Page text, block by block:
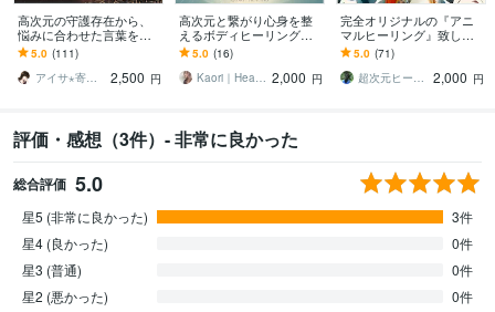
高次元の守護存在から、
悩みに合わせた言葉を届
けます ハイヤーセルフか
らのメッセージで覚醒へ
向かう。開運、運気上昇
5.0 (111)
アイサ⋆寄り添い士
2,500 円
高次元と繋がり心身を整
えるボディヒーリングを
します 体や心の不調エネ
ルギーを調整し本来のエ
ネルギーへ戻します
5.0 (16)
Kaori｜Healing 2,000 円
完全オリジナルの『アニ
マルヒーリング』致しま
す 安心の『3日間』心を込
めてサポート致します❤️
5.0 (71)
超次元ヒーラー みい
2,000 円
評価・感想（3件）- 非常に良かった
総合評価 5.0
星5 (非常に良かった)
3件
星4 (良かった)
0件
星3 (普通)
0件
星2 (悪かった)
0件